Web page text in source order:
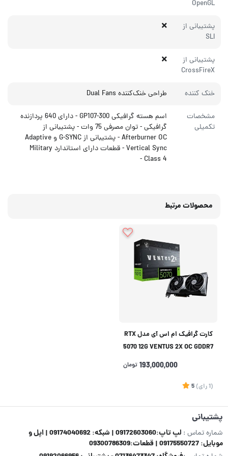
OpenGL
پشتیبانی از
SLI
پشتیبانی از
CrossFireX
خنک‌ کننده طراحی خنک‌کننده Dual Fans
مشخصات
تکمیلی
اسم هسته گرافیکی GP107-300 - دارای 640 پردازنده
گرافیکی - توان مصرفی 75 وات - پشتیبانی از
Afterburner OC - پشتیبانی از G-SYNC و Adaptive
Vertical Sync - قطعات دارای استاندارد Military
Class 4 -
محصولات مرتبط
کارت گرافیک ام اس آی مدل RTX
5070 12G VENTUS 2X OC GDDR7
193,000,000 تومان
(1 رای)
5
پشتیبانی
شماره تماس :
لپ تاپ:09172603060 | شبکه: 09174040692 | اپل و
موبایل: 09175550727 | قطعات:09300786309